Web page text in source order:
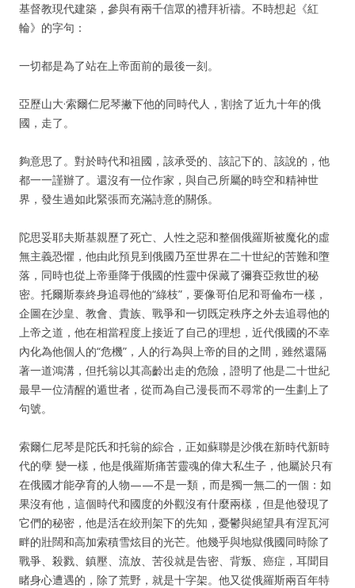
基督教現代建築，參與有兩千信眾的禮拜祈禱。不時想起《紅
輪》的字句：
一切都是為了站在上帝面前的最後一刻。
亞歷山大·索爾仁尼琴撇下他的同時代人，割捨了近九十年的俄
國，走了。
夠意思了。對於時代和祖國，該承受的、該記下的、該說的，他
都一一謹辦了。還沒有一位作家，與自己所屬的時空和精神世
界，發生過如此緊張而充滿詩意的關係。
陀思妥耶夫斯基親歷了死亡、人性之惡和整個俄羅斯被魔化的虛
無主義恐懼，他由此預見到俄國乃至世界在二十世紀的苦難和墮
落，同時也從上帝垂降于俄國的性靈中保藏了彌賽亞救世的秘
密。托爾斯泰終身追尋他的“綠枝”，要像哥伯尼和哥倫布一樣，
企圖在沙皇、教會、貴族、戰爭和一切既定秩序之外去追尋他的
上帝之道，他在相當程度上接近了自己的理想，近代俄國的不幸
內化為他個人的“危機”，人的行為與上帝的目的之間，雖然還隔
著一道鴻溝，但托翁以其高齡出走的危險，證明了他是二十世紀
最早一位清醒的遁世者，從而為自己漫長而不尋常的一生劃上了
句號。
索爾仁尼琴是陀氏和托翁的綜合，正如蘇聯是沙俄在新時代新時
代的孽 變一樣，他是俄羅斯痛苦靈魂的偉大私生子，他屬於只有
在俄國才能孕育的人物——不是一類，而是獨一無二的一個：如
果沒有他，這個時代和國度的外觀沒有什麼兩樣，但是他發現了
它們的秘密，他是活在絞刑架下的先知，憂鬱與絕望具有涅瓦河
畔的壯闊和高加索積雪炫目的光芒。他幾乎與地獄俄國同時除了
戰爭、殺戮、鎮壓、流放、苦役就是告密、背叛、癌症，耳聞目
睹身心遭遇的，除了荒野，就是十字架。他又從俄羅斯兩百年特